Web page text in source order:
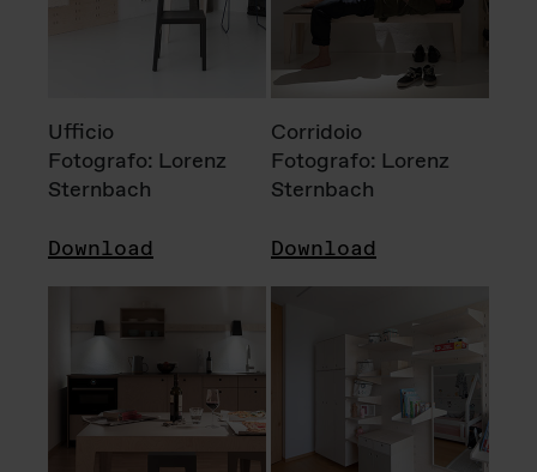
Ufficio
Fotografo: Lorenz
Sternbach
Download
Corridoio
Fotografo: Lorenz
Sternbach
Download